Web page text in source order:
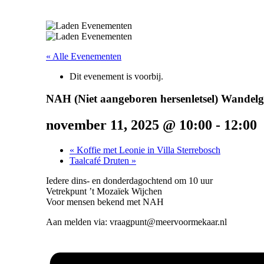
« Alle Evenementen
Dit evenement is voorbij.
NAH (Niet aangeboren hersenletsel)
november 11, 2025 @ 10:00 - 12:00
« Koffie met Leonie in Villa Sterrebosch
Taalcafé Druten »
Iedere dins- en donderdagochtend om 10 uur
Vetrekpunt ’t Mozaïek Wijchen
Voor mensen bekend met NAH
Aan melden via: vraagpunt@meervoormekaar.nl